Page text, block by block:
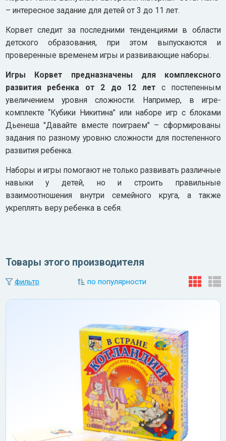
– интересное задание для детей от 3 до 11 лет.
Корвет следит за последними тенденциями в области
детского образования, при этом выпускаются и
проверенные временем игры и развивающие наборы.
Игры Корвет предназначены для комплексного
развития ребенка от 2 до 12 лет с постепенным
увеличением уровня сложности. Например, в игре-
комплекте “Кубики Никитина” или наборе игр с блоками
Дьенеша "Давайте вместе поиграем" – сформированы
задания по разному уровню сложности для постепенного
развития ребенка.
Наборы и игры помогают не только развивать различные
навыки у детей, но и строить правильные
взаимоотношения внутри семейного круга, а также
укреплять веру ребенка в себя.
Товары этого производителя
фильтр по популярности